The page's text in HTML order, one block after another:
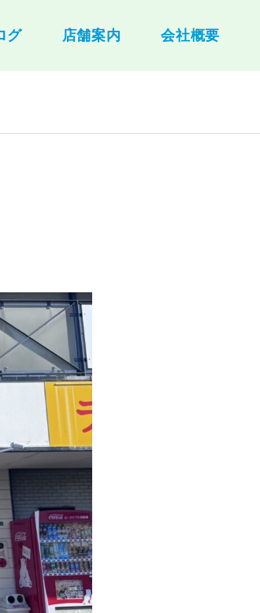
グ 店舗案内 会社概要